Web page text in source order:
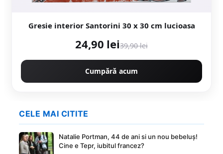
Gresie interior Santorini 30 x 30 cm lucioasa
24,90 lei39,90 lei
Cumpără acum
CELE MAI CITITE
Natalie Portman, 44 de ani si un nou bebeluș!
Cine e Tepr, iubitul francez?